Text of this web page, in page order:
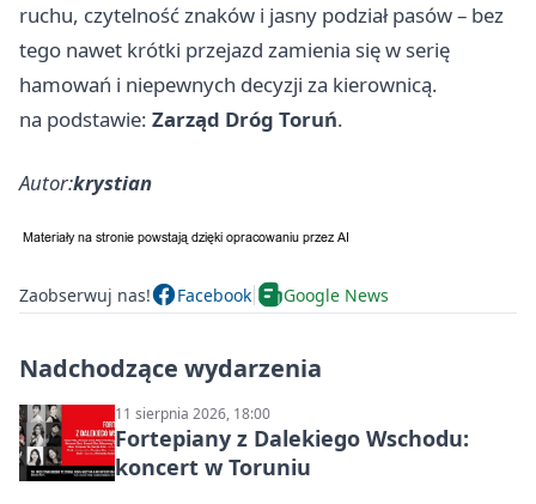
ruchu, czytelność znaków i jasny podział pasów – bez
tego nawet krótki przejazd zamienia się w serię
hamowań i niepewnych decyzji za kierownicą.
na podstawie: Zarząd Dróg Toruń.
Autor:krystian
Zaobserwuj nas! Facebook Google News
Nadchodzące wydarzenia
11 sierpnia 2026, 18:00
Fortepiany z Dalekiego Wschodu:
koncert w Toruniu